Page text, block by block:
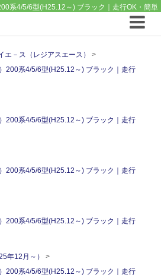
系4/5/6型(H25.12～) ブラック｜走行OK・簡単
カスタム パーツと12vクーラーから 車中泊/キャ
埼玉
エ－ス（レジアスエース）
200系4/5/6型(H25.12～) ブラック｜走行
200系4/5/6型(H25.12～) ブラック｜走行
200系4/5/6型(H25.12～) ブラック｜走行
200系4/5/6型(H25.12～) ブラック｜走行
年12月～）
200系4/5/6型(H25.12～) ブラック｜走行